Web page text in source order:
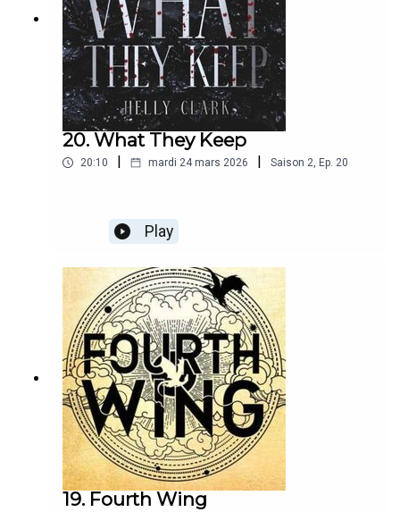
20. What They Keep
20:10 mardi 24 mars 2026 Saison 2, Ep. 20
Play
19. Fourth Wing